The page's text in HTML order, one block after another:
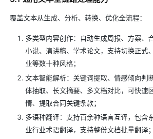
覆盖文本从生成、分析、转换、优化全流程：
多类型内容创作：自动生成周报、方案、
小说、演讲稿、学术论文，支持切换正式
业等数十种风格；
文本智能解析：关键词提取、情感倾向判
体抽取、长文摘要、多文档对比，可快速
情、提取合同关键条款；
多语种翻译：支持百余种语言互译，包含
业行业术语翻译，支持整份文档批量翻译；